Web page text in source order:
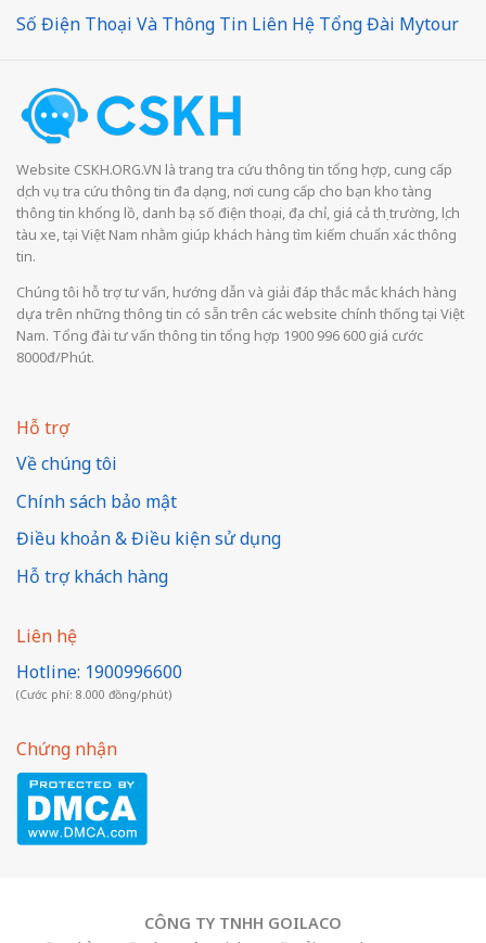
Số Điện Thoại Và Thông Tin Liên Hệ Tổng Đài Mytour
Website CSKH.ORG.VN là trang tra cứu thông tin tổng hợp, cung cấp
dịch vụ tra cứu thông tin đa dạng, nơi cung cấp cho bạn kho tàng
thông tin khổng lồ, danh bạ số điện thoại, địa chỉ, giá cả thị trường, lịch
tàu xe, tại Việt Nam nhằm giúp khách hàng tìm kiếm chuẩn xác thông
tin.
Chúng tôi hỗ trợ tư vấn, hướng dẫn và giải đáp thắc mắc khách hàng
dựa trên những thông tin có sẵn trên các website chính thống tại Việt
Nam. Tổng đài tư vấn thông tin tổng hợp 1900 996 600 giá cước
8000đ/Phút.
Hỗ trợ
Về chúng tôi
Chính sách bảo mật
Điều khoản & Điều kiện sử dụng
Hỗ trợ khách hàng
Liên hệ
Hotline: 1900996600
(Cước phí: 8.000 đồng/phút)
Chứng nhận
CÔNG TY TNHH GOILACO